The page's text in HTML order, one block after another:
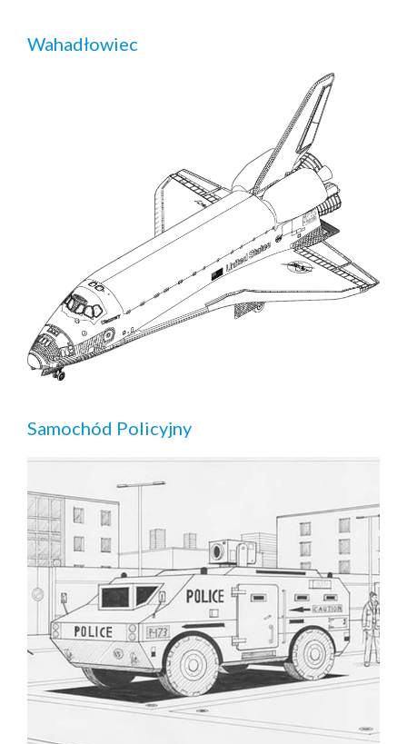
Wahadłowiec
Samochód Policyjny